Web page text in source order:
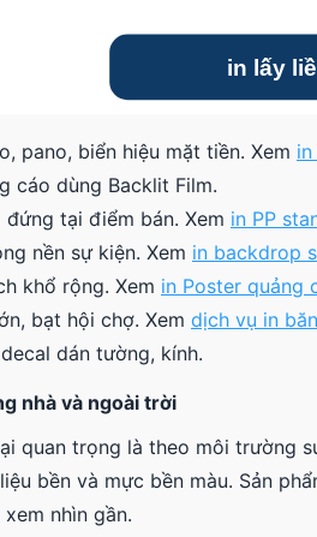
pano, biển hiệu mặt tiền. Xem
cáo dùng Backlit Film.
đứng tại điểm bán. Xem in PP
nền sự kiện. Xem in backdrop
khổ rộng. Xem in Poster quảng
bạt hội chợ. Xem dịch vụ in
dán tường, kính.
nhà và ngoài trời
quan trọng là theo môi trường
bền và mực bền màu. Sản
nhìn gần.